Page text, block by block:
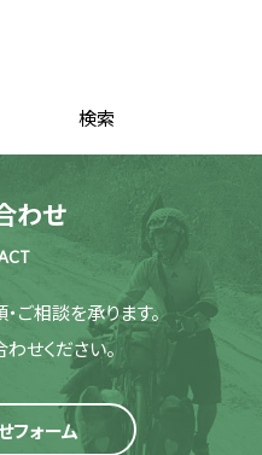
わせ
ご相談を承ります。
せください。
フォーム